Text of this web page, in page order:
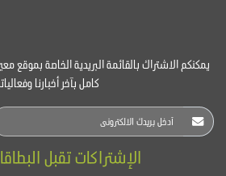
يمكنكم الاشتراك بالقائمة البريدية الخاصة بموقع
كامل بآخر أخبارنا
الإشتراكات تقبل